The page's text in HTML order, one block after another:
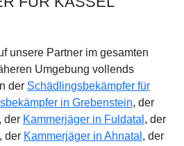
unsere Partner im gesamten
Umgebung vollends
der Schädlingsbekämpfer für
in Grebenstein, der
, der Kammerjäger in Fuldatal , der
, der Kammerjäger in Ahnatal , der